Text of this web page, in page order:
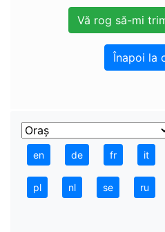
Înapoi la
en de fr it
pl nl se ru